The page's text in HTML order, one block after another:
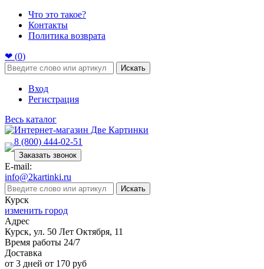
Что это такое?
Контакты
Политика возврата
❤ (0)
Искать
Вход
Регистрация
Весь каталог
8 (800) 444-02-51
Заказать звонок
E-mail:
info@2kartinki.ru
Искать
Курск
изменить город
Адрес
Курск, ул. 50 Лет Октября, 11
Время работы 24/7
Доставка
от 3 дней от 170 руб